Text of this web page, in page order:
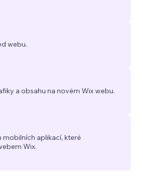
webu.
a obsahu na novém Wix webu.
aplikací, které
Wix.